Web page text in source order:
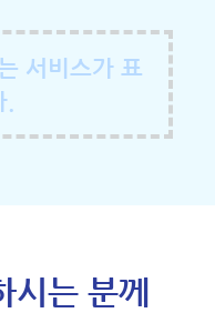
서비스가 표
시는 분께